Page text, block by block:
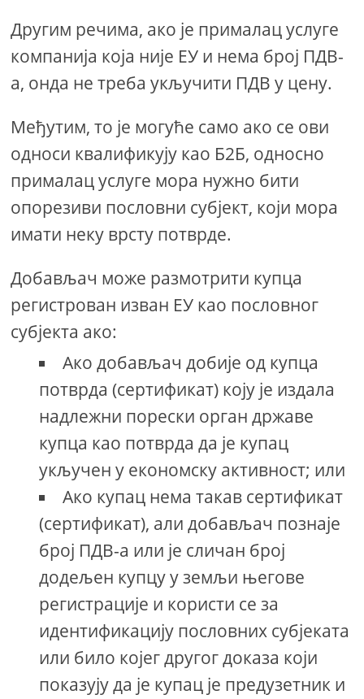
Другим речима, ако је прималац услуге
компанија која није ЕУ и нема број ПДВ-
а, онда не треба укључити ПДВ у цену.
Међутим, то је могуће само ако се ови
односи квалификују као Б2Б, односно
прималац услуге мора нужно бити
опорезиви пословни субјект, који мора
имати неку врсту потврде.
Добављач може размотрити купца
регистрован изван ЕУ као пословног
субјекта ако:
Ако добављач добије од купца
потврда (сертификат) коју је издала
надлежни порески орган државе
купца као потврда да је купац
укључен у економску активност; или
Ако купац нема такав сертификат
(сертификат), али добављач познаје
број ПДВ-а или је сличан број
додељен купцу у земљи његове
регистрације и користи се за
идентификацију пословних субјеката
или било којег другог доказа који
показују да је купац је предузетник и